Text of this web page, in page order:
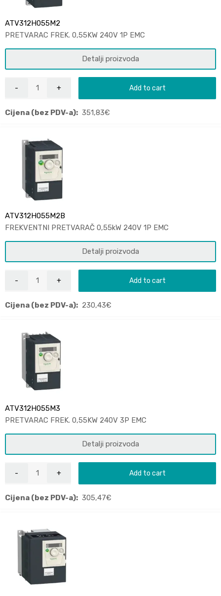
ATV312H055M2
PRETVARAC FREK. 0,55KW 240V 1P EMC
Detalji proizvoda
Add to cart
Cijena (bez PDV-a): 351,83€
ATV312H055M2B
FREKVENTNI PRETVARAČ 0,55kW 240V 1P EMC
Detalji proizvoda
Add to cart
Cijena (bez PDV-a): 230,43€
ATV312H055M3
PRETVARAC FREK. 0,55KW 240V 3P EMC
Detalji proizvoda
Add to cart
Cijena (bez PDV-a): 305,47€